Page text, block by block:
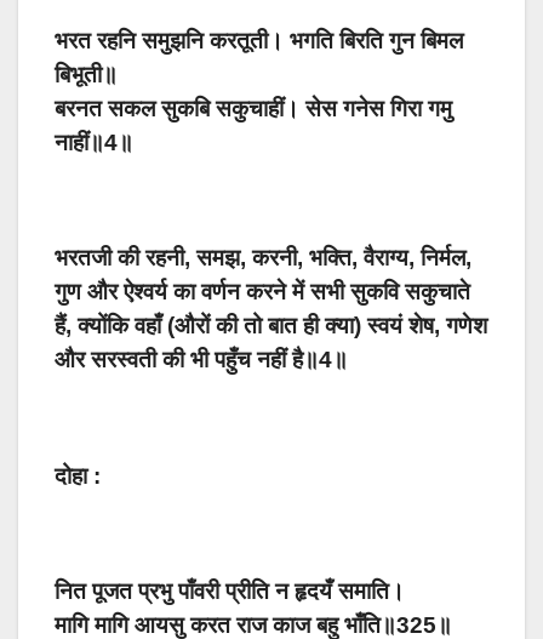
भरत रहनि समुझनि करतूती। भगति बिरति गुन बिमल
बिभूती॥
बरनत सकल सुकबि सकुचाहीं। सेस गनेस गिरा गमु
नाहीं॥4॥
भरतजी की रहनी, समझ, करनी, भक्ति, वैराग्य, निर्मल,
गुण और ऐश्वर्य का वर्णन करने में सभी सुकवि सकुचाते
हैं, क्योंकि वहाँ (औरों की तो बात ही क्या) स्वयं शेष, गणेश
और सरस्वती की भी पहुँच नहीं है॥4॥
दोहा :
नित पूजत प्रभु पाँवरी प्रीति न हृदयँ समाति।
मागि मागि आयसु करत राज काज बहु भाँति॥325॥